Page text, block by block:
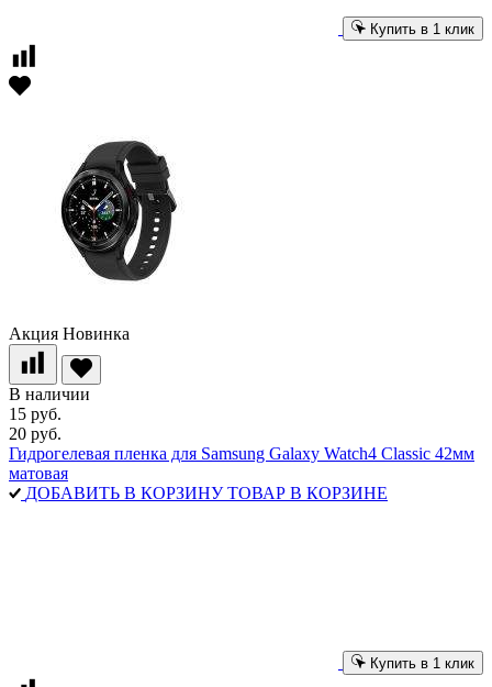
Купить в 1 клик
Акция Новинка
В наличии
15 руб.
20 руб.
Гидрогелевая пленка для Samsung Galaxy Watch4 Classic 42мм
матовая
ДОБАВИТЬ В КОРЗИНУ ТОВАР В КОРЗИНЕ
Купить в 1 клик